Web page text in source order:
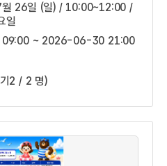
월 26일 (일) / 10:00~12:00 /
일
~ 2026-06-30 21:00
2 / 2 명)